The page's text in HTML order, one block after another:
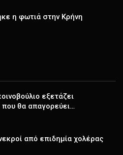
η φωτιά στην Κρήνη
εξετάζει
που θα απαγορεύει…
από επιδημία χολέρας